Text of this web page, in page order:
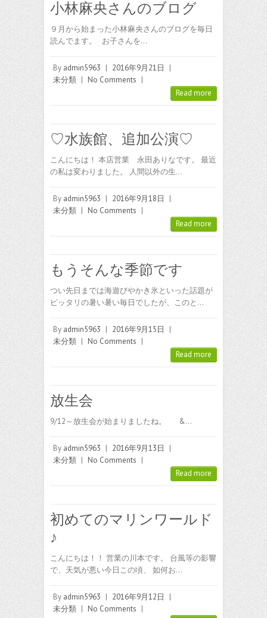
小林麻央さんのブログ
９月から始まった小林麻央さんのブログを毎日
読んでます。 お子さんを…
By admin5963 | 2016年9月21日
|
未分類 | No Comments |
Read more
♡水族館、追加公演♡
こんにちは！ 本店営業 永田ありなです。 最近
の私は変わりました。 人間以外の生…
By admin5963 | 2016年9月18日
|
未分類 | No Comments |
Read more
もうそんな季節です
つい先日までは海遊びやかき氷といった話題が
ピッタリの暑い暑い毎日でしたが、このと…
By admin5963 | 2016年9月15日
|
未分類 | No Comments |
Read more
放生会
9/12～放生会が始まりましたね。 &…
By admin5963 | 2016年9月13日
|
未分類 | No Comments |
Read more
初めてのマリンワールド
♪
こんにちは！！ 営業の川本です。 台風等の影響
で、天気が悪い今日この頃、 如何お…
By admin5963 | 2016年9月12日
|
未分類 | No Comments |